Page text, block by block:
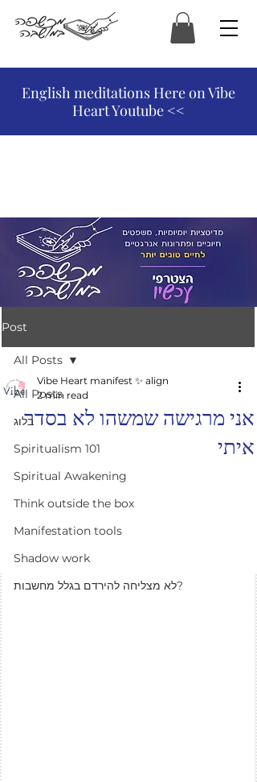
המכשפה במושבה
English meditations Here on Vibe
Heart Youtube <<
Post
All Posts
בלוג
Spiritualism 101
Spiritual Awakening
Think outside the box
Manifestation tools
Shadow work
לא מצליחה להירדם בגלל מחשבות?
All Posts
אני מרגישה שמשהו לא בסדר
איתי
Vibe Heart manifest ✨️ align
2 min read